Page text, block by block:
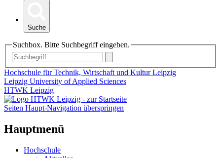
Suche
Suchbox. Bitte Suchbegriff eingeben.
Hochschule für Technik, Wirtschaft und Kultur Leipzig
Leipzig University of Applied Sciences
HTWK Leipzig
Seiten Haupt-Navigation überspringen
Hauptmenü
Hochschule